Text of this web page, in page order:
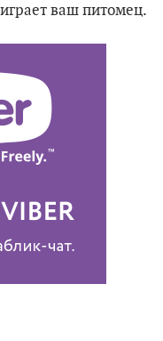
ваш питомец.